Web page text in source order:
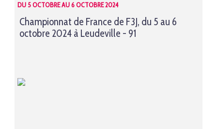
DU 5 OCTOBRE AU 6 OCTOBRE 2024
Championnat de France de F3J, du 5 au 6
octobre 2024 à Leudeville - 91